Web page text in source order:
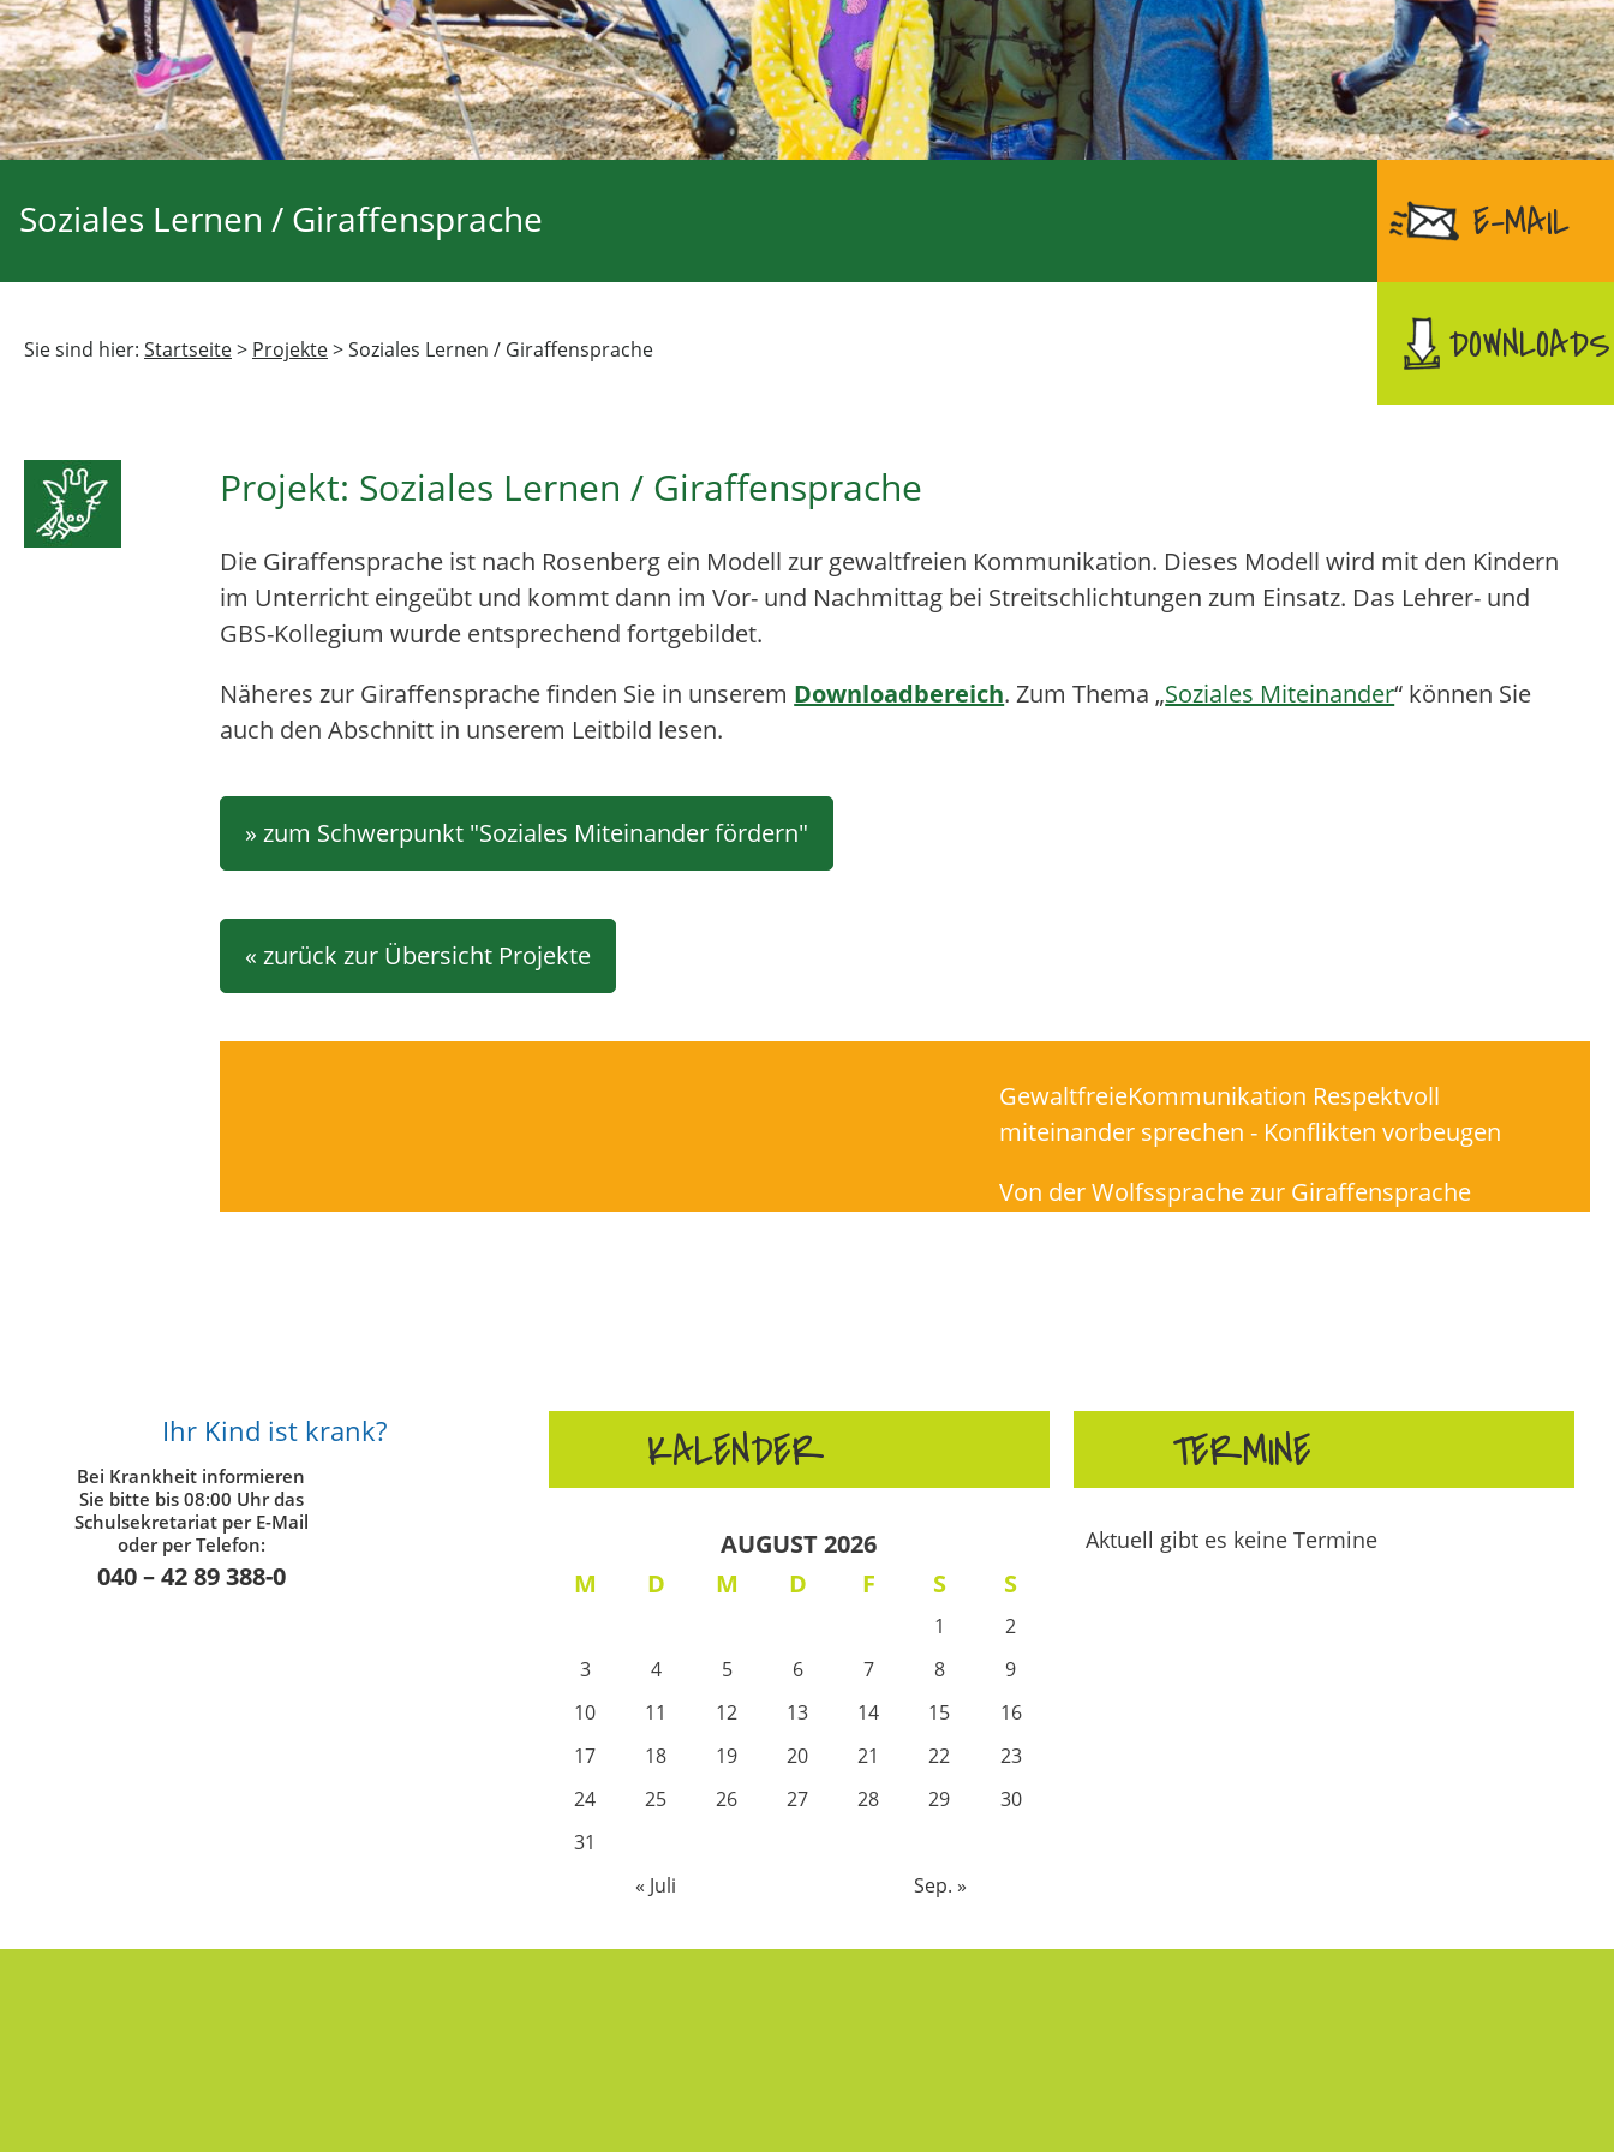
Soziales Lernen / Giraffensprache E-MAIL
DOWNLOADS
Sie sind hier: Startseite> Projekte>Soziales Lernen / Giraffensprache
Projekt: Soziales Lernen / Giraffensprache
Die Giraffensprache ist nach Rosenberg ein Modell zur gewaltfreien Kommunikation. Dieses Modell wird mit den Kindern
im Unterricht eingeübt und kommt dann im Vor- und Nachmittag bei Streitschlichtungen zum Einsatz. Das Lehrer- und
GBS-Kollegium wurde entsprechend fortgebildet.
Näheres zur Giraffensprache finden Sie in unserem Downloadbereich. Zum Thema „Soziales Miteinander“ können Sie
auch den Abschnitt in unserem Leitbild lesen.
» zum Schwerpunkt "Soziales Miteinander fördern"
« zurück zur Übersicht Projekte
GewaltfreieKommunikation Respektvoll
miteinander sprechen - Konflikten vorbeugen
Von der Wolfssprache zur Giraffensprache
Ihr Kind ist krank?
Bei Krankheit informieren
Sie bitte bis 08:00 Uhr das
Schulsekretariat per E-Mail
oder per Telefon:
040 – 42 89 388-0
KALENDER
AUGUST 2026
M
D M D F S S
1
2
3
4 5 6 7 8
9
10
11 12 13 14 15
16
17
18 19 20 21 22
23
24
25 26 27 28 29
30
31
« Juli
Sep. »
TERMINE
Aktuell gibt es keine Termine